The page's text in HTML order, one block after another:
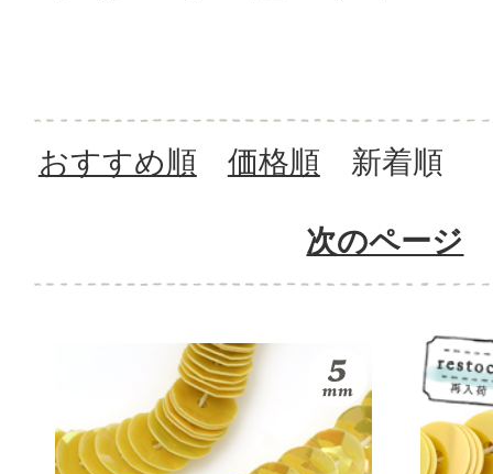
おすすめ順 価格順 新着順
次のページ